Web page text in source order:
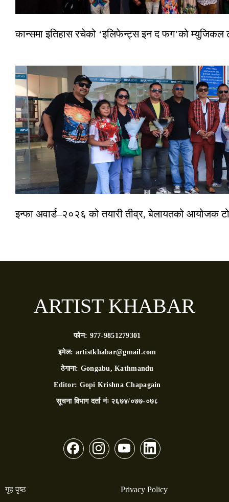
कान्समा इतिहास रचेको ‘इलिफेन्ट्स इन द फग’को म्युजिकल
इन्फा अवार्ड–२०२६ को तयारी तीव्र, बेलायतको आयोजक
ARTIST KHABAR
फोन: 977-9851279301
इमेल: artistkhabar@gmail.com
ठेगाना: Gongabu, Kathmandu
Editor: Gopi Krishna Chapagain
सूचना विभाग दर्ता नंः २६७४/०७७-०७८
गृह पृष्ठ
Privacy Policy